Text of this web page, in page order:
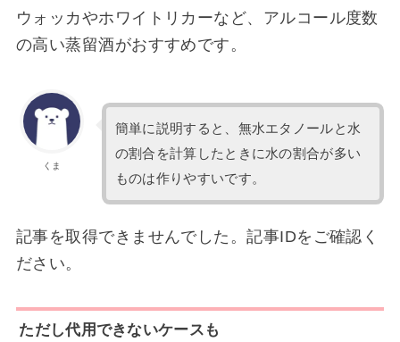
ウォッカやホワイトリカーなど、アルコール度数
の高い蒸留酒がおすすめです。
くま
簡単に説明すると、無水エタノールと水
の割合を計算したときに水の割合が多い
ものは作りやすいです。
記事を取得できませんでした。記事IDをご確認く
ださい。
ただし代用できないケースも